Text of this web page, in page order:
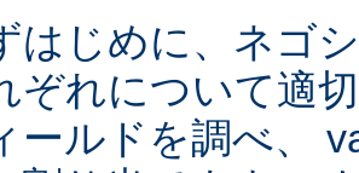
はじめに、ネゴ
ぞれについて適
ールドを調べ、